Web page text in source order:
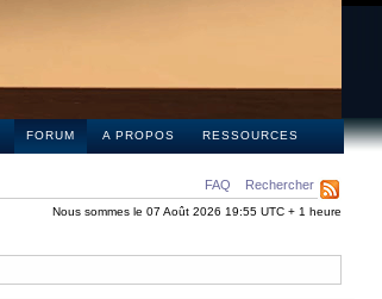
FORUM A PROPOS RESSOURCES
FAQ Rechercher
Nous sommes le 07 Août 2026 19:55 UTC + 1 heure